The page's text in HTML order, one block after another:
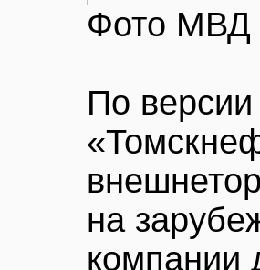
Фото
По
на
компании